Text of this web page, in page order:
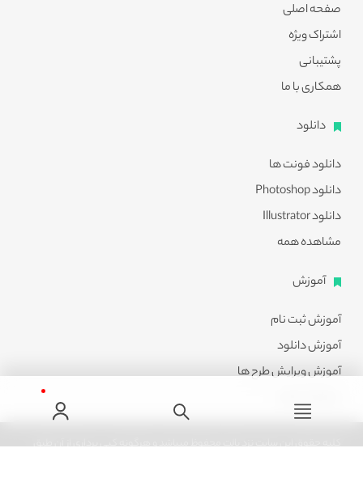
صفحه اصلی
اشتراک ویژه
پشتیبانی
همکاری با ما
دانلود
دانلود فونت ها
دانلود Photoshop
دانلود Illustrator
مشاهده همه
آموزش
آموزش ثبت نام
آموزش دانلود
آموزش ویرایش طرح ها
مشاهده همه
کلیه حقوق این سایت نزد پالت محفوظ میباشد و هرگونه کپی برداری از آن طبق